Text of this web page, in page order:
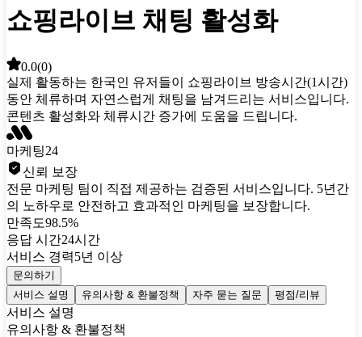
쇼핑라이브 채팅 활성화
0.0(0)
실제 활동하는 한국인 유저들이 쇼핑라이브 방송시간(1시간)
동안 체류하며 자연스럽게 채팅을 남겨드리는 서비스입니다.
콘텐츠 활성화와 체류시간 증가에 도움을 드립니다.
마케팅24
신뢰 보장
전문 마케팅 팀이 직접 제공하는 검증된 서비스입니다. 5년간
의 노하우로 안전하고 효과적인 마케팅을 보장합니다.
만족도98.5%
응답 시간24시간
서비스 경력5년 이상
문의하기
서비스 설명
유의사항 & 환불정책 자주 묻는 질문 평점/리뷰
서비스 설명
유의사항 & 환불정책